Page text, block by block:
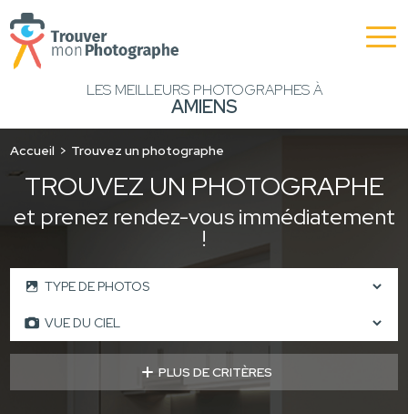
LES MEILLEURS PHOTOGRAPHES À
AMIENS
Accueil Trouvez un photographe
TROUVEZ UN PHOTOGRAPHE
et prenez rendez-vous immédiatement
!
PLUS DE CRITÈRES